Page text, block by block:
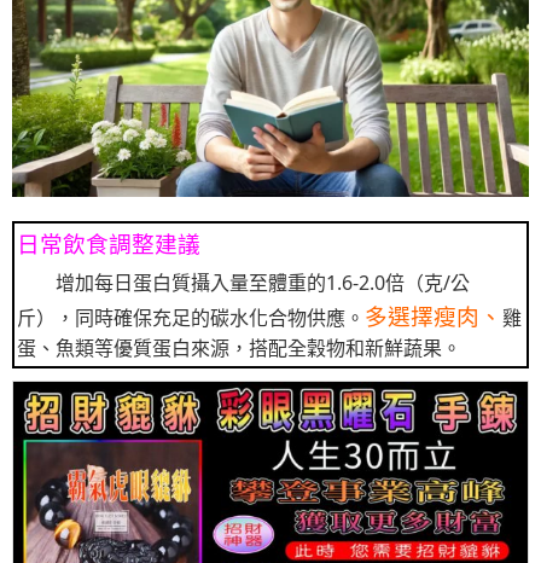
日常飲食調整建議
增加每日蛋白質攝入量至體重的1.6-2.0倍（克/公
斤），同時確保充足的碳水化合物供應。 多選擇瘦肉、 雞
蛋、魚類等優質蛋白來源，搭配全穀物和新鮮蔬果。